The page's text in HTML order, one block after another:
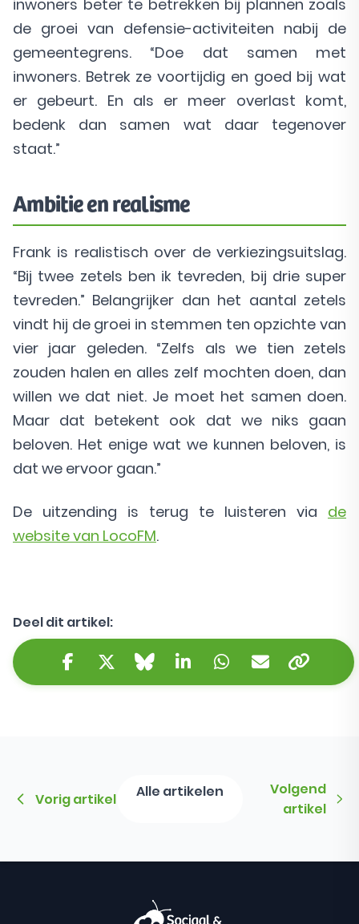
inwoners beter te betrekken bij plannen zoals
de groei van defensie-activiteiten nabij de
gemeentegrens. “Doe dat samen met
inwoners. Betrek ze voortijdig en goed bij wat
er gebeurt. En als er meer overlast komt,
bedenk dan samen wat daar tegenover
staat.”
Ambitie en realisme
Frank is realistisch over de verkiezingsuitslag.
“Bij twee zetels ben ik tevreden, bij drie super
tevreden.” Belangrijker dan het aantal zetels
vindt hij de groei in stemmen ten opzichte van
vier jaar geleden. “Zelfs als we tien zetels
zouden halen en alles zelf mochten doen, dan
willen we dat niet. Je moet het samen doen.
Maar dat betekent ook dat we niks gaan
beloven. Het enige wat we kunnen beloven, is
dat we ervoor gaan.”
De uitzending is terug te luisteren via de
website van LocoFM.
Deel dit artikel:
Facebook
Twitter/X
BlueskyLinkedInWhatsApp
E-mail
Vorig artikel Alle artikelen
Volgend
artikel